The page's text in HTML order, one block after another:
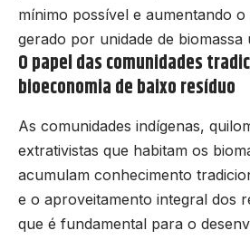
mínimo possível e aumentando
gerado por unidade de biomassa
O papel das comunidades
bioeconomia de baixo resíduo
As comunidades indígenas,
extrativistas que habitam os
acumulam conhecimento
e o aproveitamento integral dos
que é fundamental para o